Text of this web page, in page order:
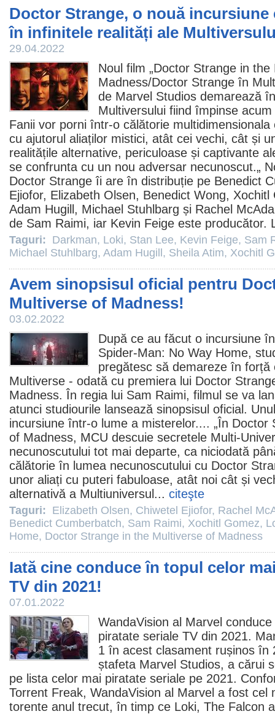
Doctor Strange, o nouă
în infinitele realități ale
29.04.2022
Noul film „Doctor Strange in the
Madness/Doctor Strange în
de Marvel Studios demarează
Multiversului fiind împinse
Fanii vor porni într-o călătorie
cu ajutorul aliaților mistici, atât cei vechi, cât și
realitățile alternative, periculoase și captivante
se confrunta cu un nou adversar necunoscut.„
Doctor Strange îi are în distribuție pe Benedict
Ejiofor, Elizabeth Olsen, Benedict Wong, Xochitl
Adam Hugill , Michael Stuhlbarg și Rachel
de Sam Raimi, iar Kevin Feige este producător.
Taguri: Darkman, Loki, Stan Lee, Kevin Feige, Sam
Michael Stuhlbarg, Adam Hugill , Sheila Atim, Xochitl
Avem sinopsisul oficial pentru
Multiverse of Madness!
03.02.2022
După ce au făcut o incursiune
Spider-Man: No Way Home,
pregătesc să demareze în forță
Multiverse - odată cu premiera lui Doctor
Madness. În regia lui Sam Raimi, filmul se va
atunci studiourile lansează sinopsisul oficial.
incursiune într-o lume a misterelor.... „În Doctor
of Madness, MCU descuie secretele Multi-
necunoscutului tot mai departe, ca niciodată
călătorie în lumea necunoscutului cu Doctor
unor aliați cu puteri fabuloase, atât noi cât și
alternativă a Multiuniversul... citeşte
Taguri: Elizabeth Olsen, Chiwetel Ejiofor, Rachel
Benedict Cumberbatch, Sam Raimi, Xochitl Gomez,
Home, Doctor Strange in the Multiverse of Madness
Iată cine conduce în topul celor
TV din 2021!
07.01.2022
WandaVision al Marvel
piratate seriale TV din 2021.
1 în acest clasament rușinos în
ștafeta Marvel Studios, a cărui
pe lista celor mai piratate seriale pe 2021.
Torrent Freak, WandaVision al Marvel a fost cel
torente anul trecut, în timp ce Loki, The Falcon